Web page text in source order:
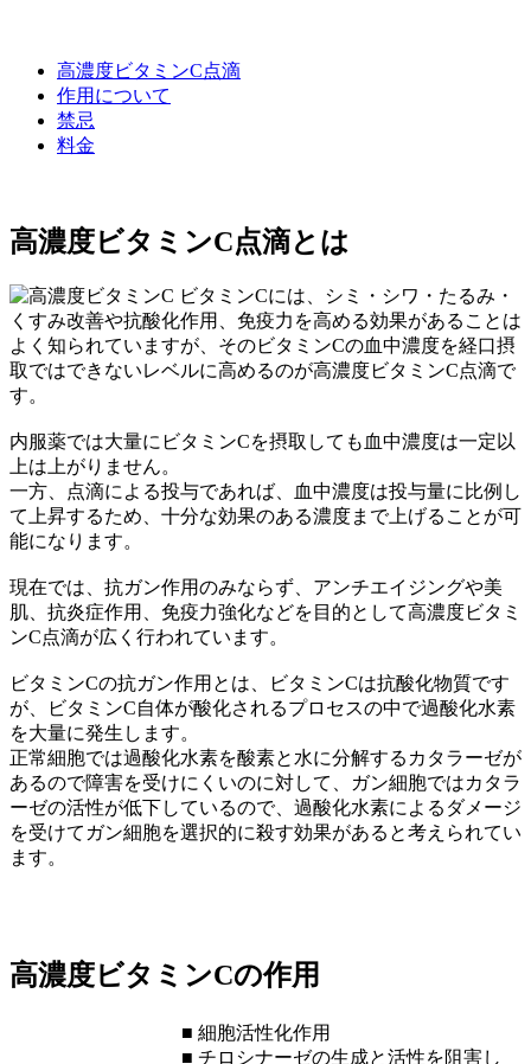
高濃度ビタミンC点滴
作用について
禁忌
料金
高濃度ビタミンC点滴とは
ビタミンCには、シミ・シワ・たるみ・
くすみ改善や抗酸化作用、免疫力を高める効果があることは
よく知られていますが、そのビタミンCの血中濃度を経口摂
取ではできないレベルに高めるのが高濃度ビタミンC点滴で
す。
内服薬では大量にビタミンCを摂取しても血中濃度は一定以
上は上がりません。
一方、点滴による投与であれば、血中濃度は投与量に比例し
て上昇するため、十分な効果のある濃度まで上げることが可
能になります。
現在では、抗ガン作用のみならず、アンチエイジングや美
肌、抗炎症作用、免疫力強化などを目的として高濃度ビタミ
ンC点滴が広く行われています。
ビタミンCの抗ガン作用とは、ビタミンCは抗酸化物質です
が、ビタミンC自体が酸化されるプロセスの中で過酸化水素
を大量に発生します。
正常細胞では過酸化水素を酸素と水に分解するカタラーゼが
あるので障害を受けにくいのに対して、ガン細胞ではカタラ
ーゼの活性が低下しているので、過酸化水素によるダメージ
を受けてガン細胞を選択的に殺す効果があると考えられてい
ます。
高濃度ビタミンCの作用
■ 細胞活性化作用
■ チロシナーゼの生成と活性を阻害し